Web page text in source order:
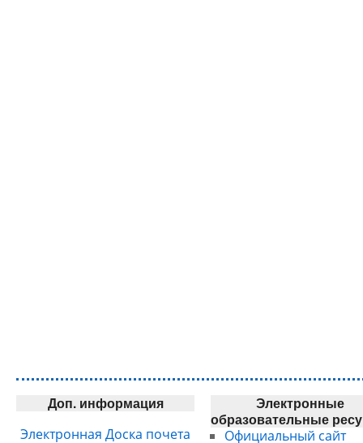
Доп. информация
Электронная Доска почета
Электронные
образовательные
Официальный сайт